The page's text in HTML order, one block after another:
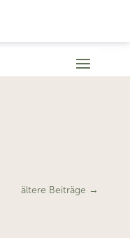
ältere Beiträge →